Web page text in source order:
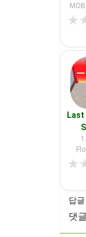
★
Last
★
답
댓